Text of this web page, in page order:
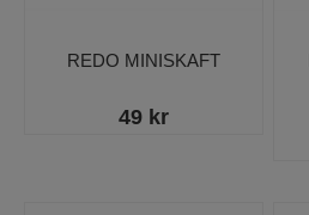
REDO MINISKAFT
49 kr